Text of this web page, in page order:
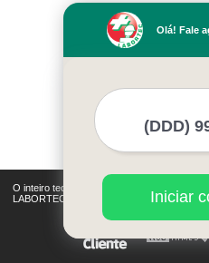
Missão
Mais
O inteiro teor deste site está sujeito à
LABORTEC (Lei 9610 de 19/02/1998)
Olá! Fale
Iniciar